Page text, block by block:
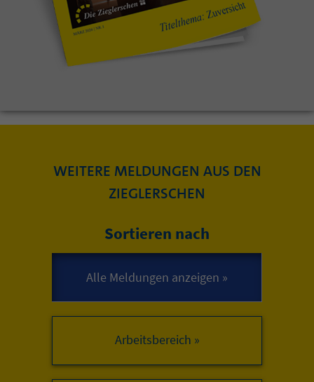
WEITERE MELDUNGEN AUS DEN
ZIEGLERSCHEN
Sortieren nach
Arbeitsbereich »